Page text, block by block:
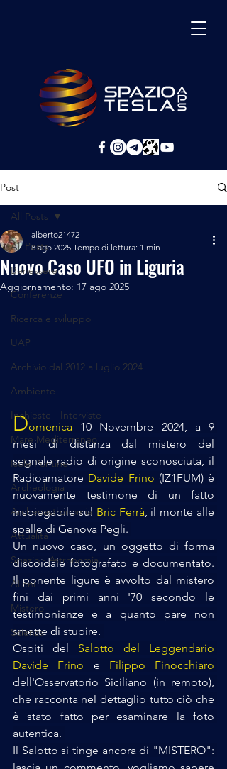
Post
All Posts
Benessere
Conferenze
Ricerca e sviluppo
UAP
Archivio dal 2012 a luglio 2024
Ambiente
Inchieste - Interviste
Mare Mediterraneo
Isole Pontine
Archeologia
Archeoastronomia
Attualità
Spazio - Astronomia
Alieni
Mistero
Scienza
All Posts
Nuovo Caso UFO in Liguria
alberto21472
8 ago 2025 Tempo di lettura: 1 min
Aggiornamento: 17 ago 2025
Domenica 10 Novembre 2024, a 9
mesi di distanza dal mistero del
segnale radio di origine sconosciuta, il
Radioamatore Davide Frino (IZ1FUM) è
nuovamente testimone di un fatto
inspiegabile sul Bric Ferrà , il monte alle
spalle di Genova Pegli.
Un nuovo caso, un oggetto di forma
discoidale fotografato e documentato.
Il ponente ligure è avvolto dal mistero
fini dai primi anni '70 secondo le
testimonianze e a quanto pare non
smette di stupire.
Ospiti del Salotto del Leggendario
Davide Frino e Filippo Finocchiaro
dell'Osservatorio Siciliano (in remoto),
che racconta nel dettaglio tutto ciò che
è stato fatto per esaminare la foto
autentica.
Il Salotto si tinge ancora di "MISTERO":